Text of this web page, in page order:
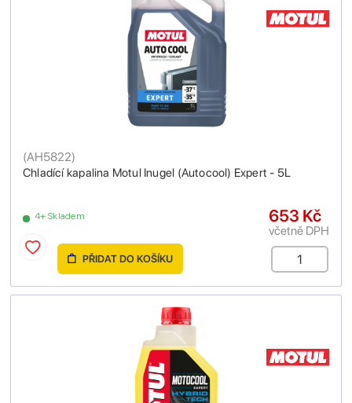
Chladící kapalina Motul Inugel (Autocool) Expert - 5L
(AH5822)
4+ Skladem 653 Kč
včetně DPH
PŘIDAT DO KOŠÍKU